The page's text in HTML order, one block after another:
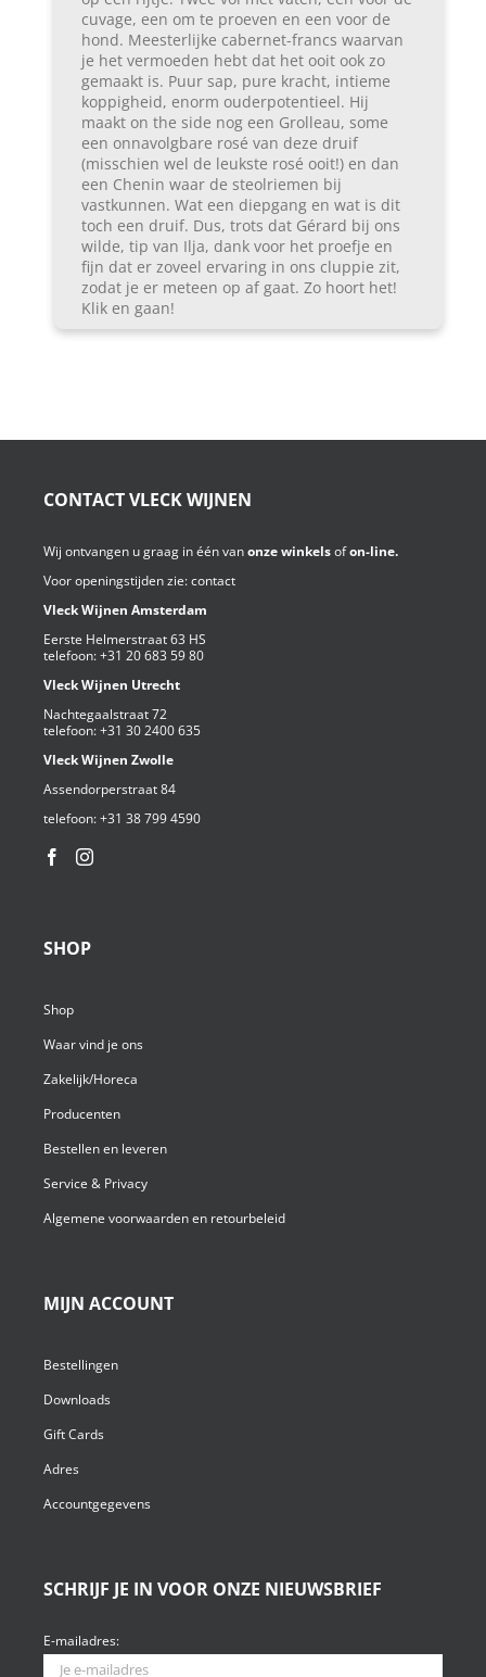
cuvage, een om te proeven en een voor de
hond. Meesterlijke cabernet-francs waarvan
je het vermoeden hebt dat het ooit ook zo
gemaakt is. Puur sap, pure kracht, intieme
koppigheid, enorm ouderpotentieel. Hij
maakt on the side nog een Grolleau, some
een onnavolgbare rosé van deze druif
(misschien wel de leukste rosé ooit!) en dan
een Chenin waar de steolriemen bij
vastkunnen. Wat een diepgang en wat is dit
toch een druif. Dus, trots dat Gérard bij ons
wilde, tip van Ilja, dank voor het proefje en
fijn dat er zoveel ervaring in ons cluppie zit,
zodat je er meteen op af gaat. Zo hoort het!
Klik en gaan!
CONTACT VLECK WIJNEN
Wij ontvangen u graag in één vanonze winkelsofon-line.
Voor openingstijden zie:contact
Vleck Wijnen Amsterdam
Eerste Helmerstraat 63 HS
telefoon:+31 20 683 59 80
Vleck Wijnen Utrecht
Nachtegaalstraat 72
telefoon:+31 30 2400 635
Vleck Wijnen Zwolle
Assendorperstraat 84
telefoon:+31 38 799 4590⁩
SHOP
Shop
Waar vind je ons
Zakelijk/Horeca
Producenten
Bestellen en leveren
Service & Privacy
Algemene voorwaarden en retourbeleid
MIJN ACCOUNT
Bestellingen
Downloads
Gift Cards
Adres
Accountgegevens
SCHRIJF JE IN VOOR ONZE NIEUWSBRIEF
E-mailadres: